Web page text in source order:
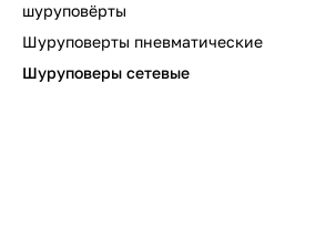
шуруповёрты
Шуруповерты пневматические
Шуруповеры сетевые